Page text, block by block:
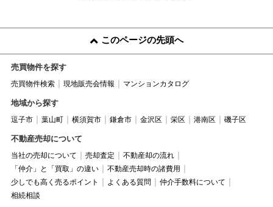
このページの先頭へ
売買物件を探す
売買物件検索 現地販売会情報 マンションカタログ
地域から探す
逗子市 葉山町 横須賀市 鎌倉市 金沢区 栄区 港南区 磯子区
不動産売却について
当社の売却について 売却査定
不動産却の流れ
「仲介」と「買取」の違い
不動産売却時の諸費用
少しでも高く売るポイント
よくある質問
仲介手数料について
相続相談